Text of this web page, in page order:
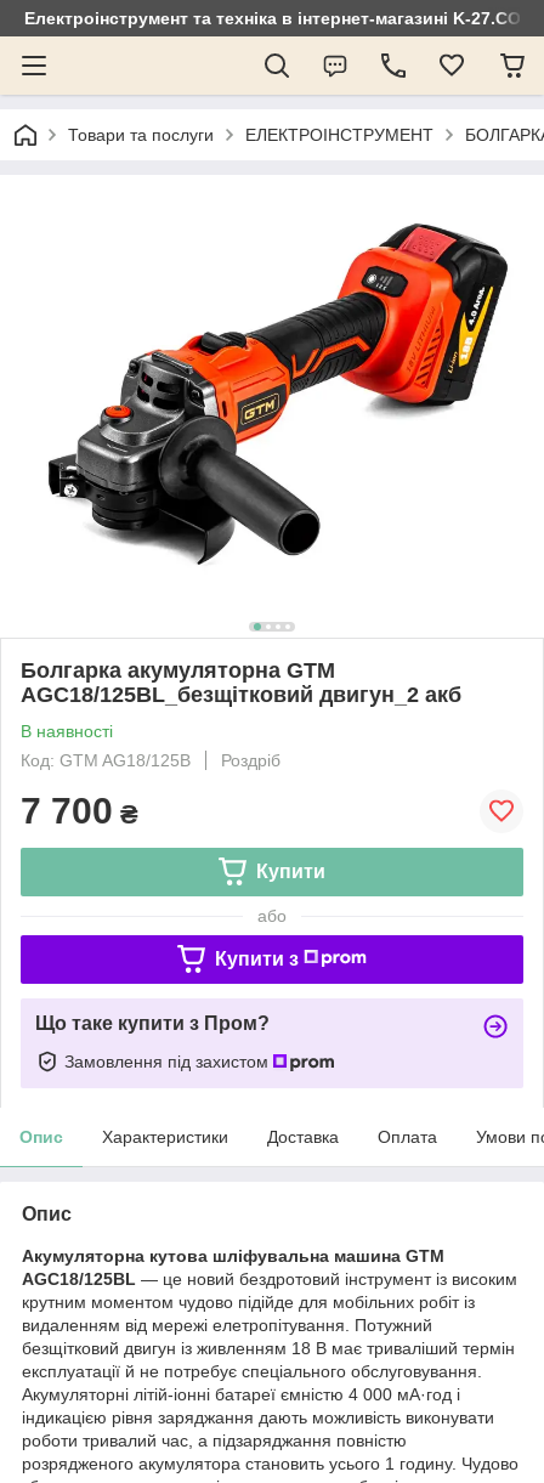
Електроінструмент та техніка в інтернет-магазині K-
Товари та послуги ЕЛЕКТРОІНСТРУМЕНТ
Болгарка акумуляторна GTM
AGC18/125BL_безщітковий двигун_2 акб
В наявності
Код: GTM AG18/125B
Роздріб
7 700 ₴
Купити
або
Купити з
Що таке купити з Пром?
Замовлення під захистом
Опис Характеристики Доставка Оплата Умови
Опис
Акумуляторна кутова шліфувальна машина GTM
AGC18/125BL — це новий бездротовий інструмент із високим
крутним моментом чудово підійде для мобільних робіт із
видаленням від мережі елетропітування. Потужний
безщітковий двигун із живленням 18 В має триваліший термін
експлуатації й не потребує спеціального обслуговування.
Акумуляторні літій-іонні батареї ємністю 4 000 мА·год і
індикацією рівня заряджання дають можливість виконувати
роботи тривалий час, а підзаряджання повністю
розрядженого акумулятора становить усього 1 годину. Чудово